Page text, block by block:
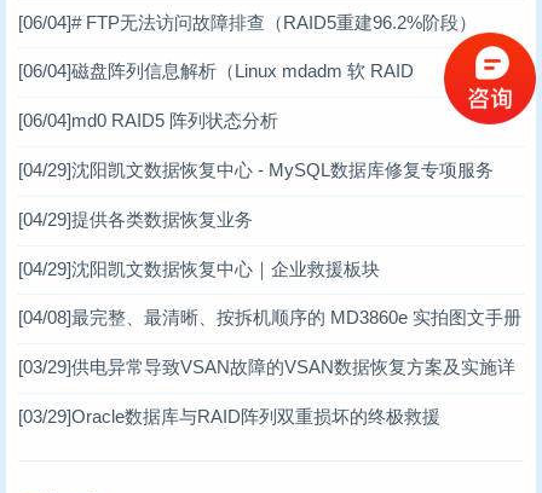
DV数据恢复案例(1)
虚拟机数据恢复案例(2)
小型机数据恢复(1)
台式机数据恢复案例(14)
笔记本数据恢复案例(3)
[06/04]# FTP无法访问故障排查（RAID5重建96.2%阶段）
[06/04]磁盘阵列信息解析（Linux mdadm 软 RAID
[06/04]md0 RAID5 阵列状态分析
[04/29]沈阳凯文数据恢复中心 - MySQL数据库修复专项服务
[04/29]提供各类数据恢复业务
[04/29]沈阳凯文数据恢复中心｜企业救援板块
[04/08]最完整、最清晰、按拆机顺序的 MD3860e 实拍图文手册
MD3860e / MD3060e
[03/29]供电异常导致VSAN故障的VSAN数据恢复方案及实施详
情 一、VSAN分布式存储架构简介
[03/29]Oracle数据库与RAID阵列双重损坏的终极救援